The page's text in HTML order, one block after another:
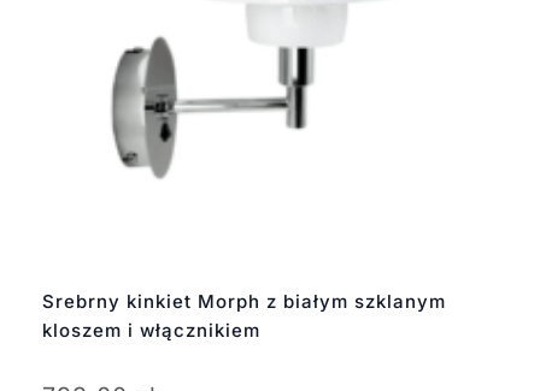
Srebrny kinkiet Morph z białym szklanym
kloszem i włącznikiem